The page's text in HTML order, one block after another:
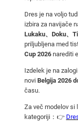
Dres je na voljo
izbira za navijače
Lukaku、Doku、
priljubljena med
Cup 2026narediti
Izdelek je na
novi Belgija 2026
času.
Za več modelov si
kategoriji：👉